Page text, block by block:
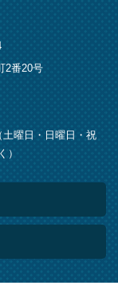
2番20号
曜日・日曜日・祝
）